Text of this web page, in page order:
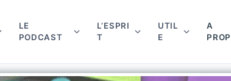
LE
PODCAST
L’ESPRI
T
UTIL
E
A